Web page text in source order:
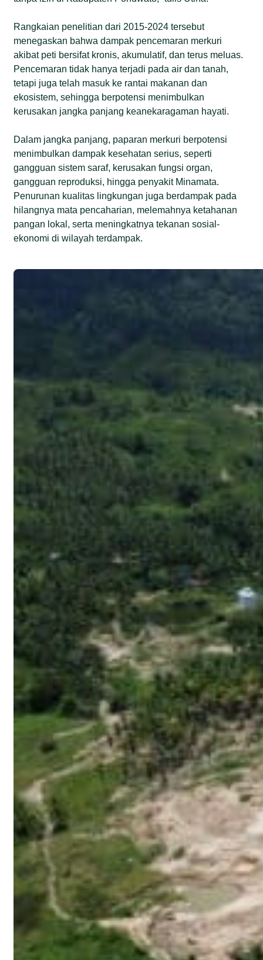
Rangkaian penelitian dari 2015-2024 tersebut
menegaskan bahwa dampak pencemaran merkuri
akibat peti bersifat kronis, akumulatif, dan terus meluas.
Pencemaran tidak hanya terjadi pada air dan tanah,
tetapi juga telah masuk ke rantai makanan dan
ekosistem, sehingga berpotensi menimbulkan
kerusakan jangka panjang keanekaragaman hayati.
Dalam jangka panjang, paparan merkuri berpotensi
menimbulkan dampak kesehatan serius, seperti
gangguan sistem saraf, kerusakan fungsi organ,
gangguan reproduksi, hingga penyakit Minamata.
Penurunan kualitas lingkungan juga berdampak pada
hilangnya mata pencaharian, melemahnya ketahanan
pangan lokal, serta meningkatnya tekanan sosial-
ekonomi di wilayah terdampak.